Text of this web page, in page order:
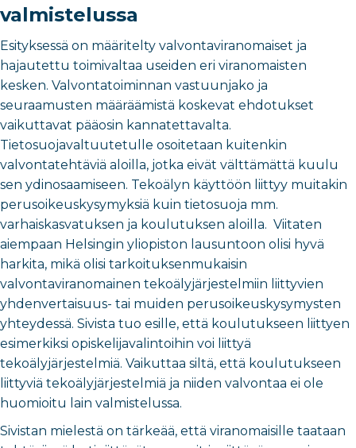
valmistelussa
Esityksessä on määritelty valvontaviranomaiset ja
hajautettu toimivaltaa useiden eri viranomaisten
kesken. Valvontatoiminnan vastuunjako ja
seuraamusten määräämistä koskevat ehdotukset
vaikuttavat pääosin kannatettavalta.
Tietosuojavaltuutetulle osoitetaan kuitenkin
valvontatehtäviä aloilla, jotka eivät välttämättä kuulu
sen ydinosaamiseen. Tekoälyn käyttöön liittyy muitakin
perusoikeuskysymyksiä kuin tietosuoja mm.
varhaiskasvatuksen ja koulutuksen aloilla. Viitaten
aiempaan Helsingin yliopiston lausuntoon olisi hyvä
harkita, mikä olisi tarkoituksenmukaisin
valvontaviranomainen tekoälyjärjestelmiin liittyvien
yhdenvertaisuus- tai muiden perusoikeuskysymysten
yhteydessä. Sivista tuo esille, että koulutukseen liittyen
esimerkiksi opiskelijavalintoihin voi liittyä
tekoälyjärjestelmiä. Vaikuttaa siltä, että koulutukseen
liittyviä tekoälyjärjestelmiä ja niiden valvontaa ei ole
huomioitu lain valmistelussa.
Sivistan mielestä on tärkeää, että viranomaisille taataan